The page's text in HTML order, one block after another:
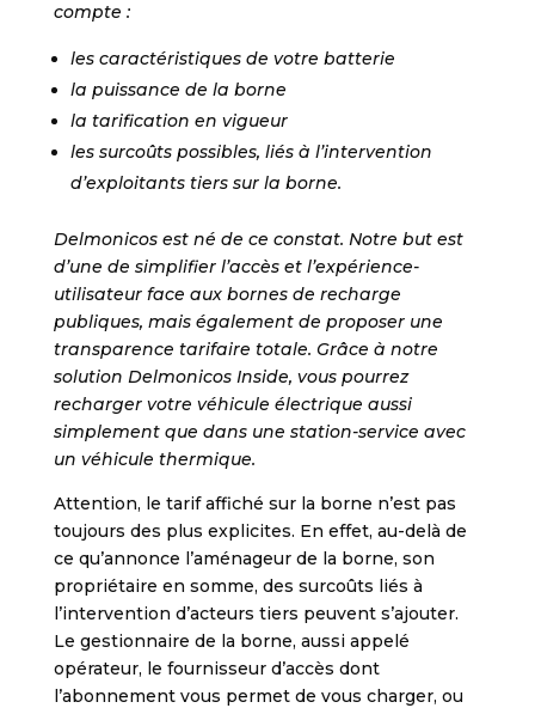
compte :
les caractéristiques de votre batterie
la puissance de la borne
la tarification en vigueur
les surcoûts possibles, liés à l’intervention
d’exploitants tiers sur la borne.
Delmonicos est né de ce constat. Notre but est
d’une de simplifier l’accès et l’expérience-
utilisateur face aux bornes de recharge
publiques, mais également de proposer une
transparence tarifaire totale. Grâce à notre
solution Delmonicos Inside, vous pourrez
recharger votre véhicule électrique aussi
simplement que dans une station-service avec
un véhicule thermique.
Attention, le tarif affiché sur la borne n’est pas
toujours des plus explicites. En effet, au-delà de
ce qu’annonce l’aménageur de la borne, son
propriétaire en somme, des surcoûts liés à
l’intervention d’acteurs tiers peuvent s’ajouter.
Le gestionnaire de la borne, aussi appelé
opérateur, le fournisseur d’accès dont
l’abonnement vous permet de vous charger, ou